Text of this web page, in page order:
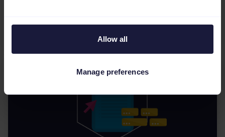
Allow all
Manage preferences